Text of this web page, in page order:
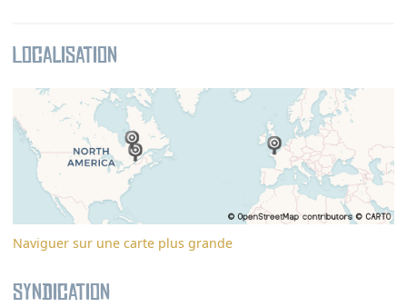
Localisation
Naviguer sur une carte plus grande
Syndication